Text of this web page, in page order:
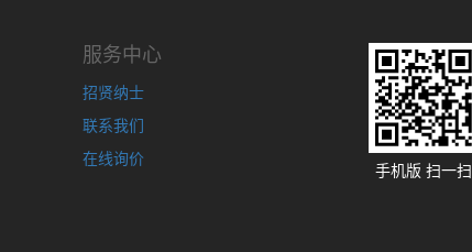
服务中心
招贤纳士
联系我们
在线询价
手机版 扫一扫